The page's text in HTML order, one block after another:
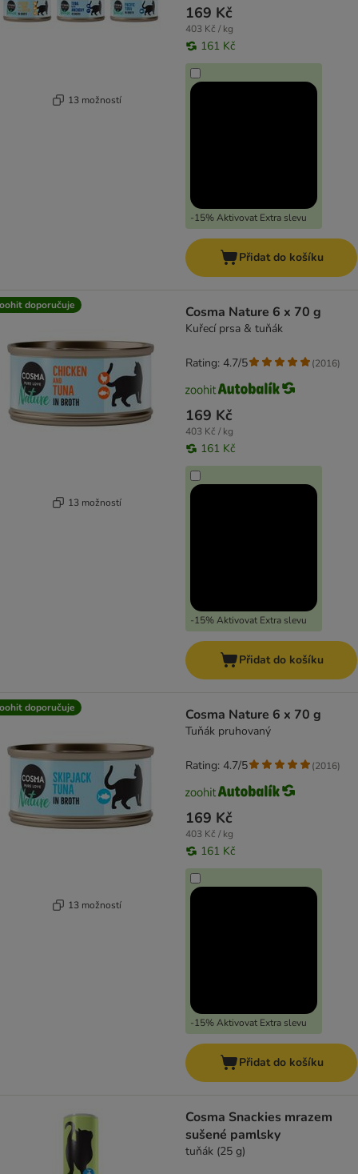
13 možností
169 Kč
403 Kč / kg
161 Kč
-15% Aktivovat Extra slevu
Přidat do košíku
doporučuje
13 možností
Cosma Nature 6 x 70 g
Kuřecí prsa & tuňák
169 Kč
403 Kč / kg
161 Kč
-15% Aktivovat Extra slevu
Rating: 4.7/5 (2016)
Přidat do košíku
doporučuje
13 možností
Cosma Nature 6 x 70 g
Tuňák pruhovaný
169 Kč
403 Kč / kg
161 Kč
-15% Aktivovat Extra slevu
Rating: 4.7/5 (2016)
Přidat do košíku
Cosma Snackies mrazem
sušené pamlsky
tuňák (25 g)